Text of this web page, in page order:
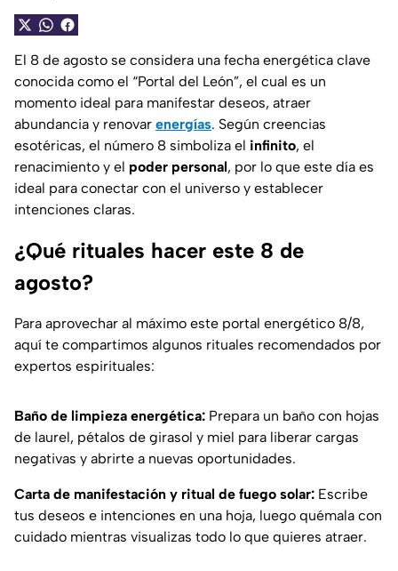
El 8 de agosto se considera una fecha energética clave
conocida como el “Portal del León”, el cual es un
momento ideal para manifestar deseos, atraer
abundancia y renovar energías. Según creencias
esotéricas, el número 8 simboliza el infinito, el
renacimiento y el poder personal, por lo que este día es
ideal para conectar con el universo y establecer
intenciones claras.
¿Qué rituales hacer este 8 de
agosto?
Para aprovechar al máximo este portal energético 8/8,
aquí te compartimos algunos rituales recomendados por
expertos espirituales:
Baño de limpieza energética: Prepara un baño con hojas
de laurel, pétalos de girasol y miel para liberar cargas
negativas y abrirte a nuevas oportunidades.
Carta de manifestación y ritual de fuego solar: Escribe
tus deseos e intenciones en una hoja, luego quémala con
cuidado mientras visualizas todo lo que quieres atraer.